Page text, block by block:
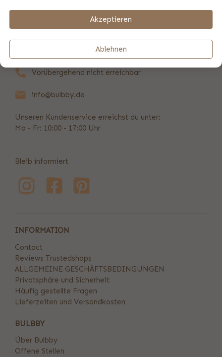
REVIEWS (42)
Vorübergehend nicht erreichbar
info@bulbby.de
Unseren Kundenservice erreichst du unter:
Mo - Fr: 10:00 - 17:00 Uhr
Bleib informiert
INFORMATION
Contact
Reviews Trustedshops
ALLGEMEINE GESCHÄFTSBEDINGUNGEN
Privatsphäre und Sicherheit
Häufig gestellte Fragen
Lieferzeiten und Versandkosten
BULBBY
Über Bulbby
Offene Stellen
Akzeptieren
Ablehnen